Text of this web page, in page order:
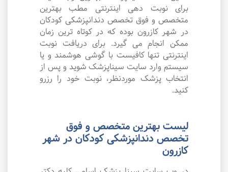
برای نوبت دهی اینترنتی مطب بهترین
متخصص و فوق تخصص دندانپزشکی کودکان
در شهر کازرون بوده که در کوتاه ترین زمان
ممکن انجام می گیرد. برای دریافت نوبت
اینترنتی تنها کافیست با گوشی هوشمند و یا
سیستم وارد سایت سیناپزشک شوید و پس از
انتخاب پزشک موردنظر، نوبت خود را رزرو
کنید.
لیست بهترین متخصص و فوق
تخصص دندانپزشکی کودکان در شهر
کازرون